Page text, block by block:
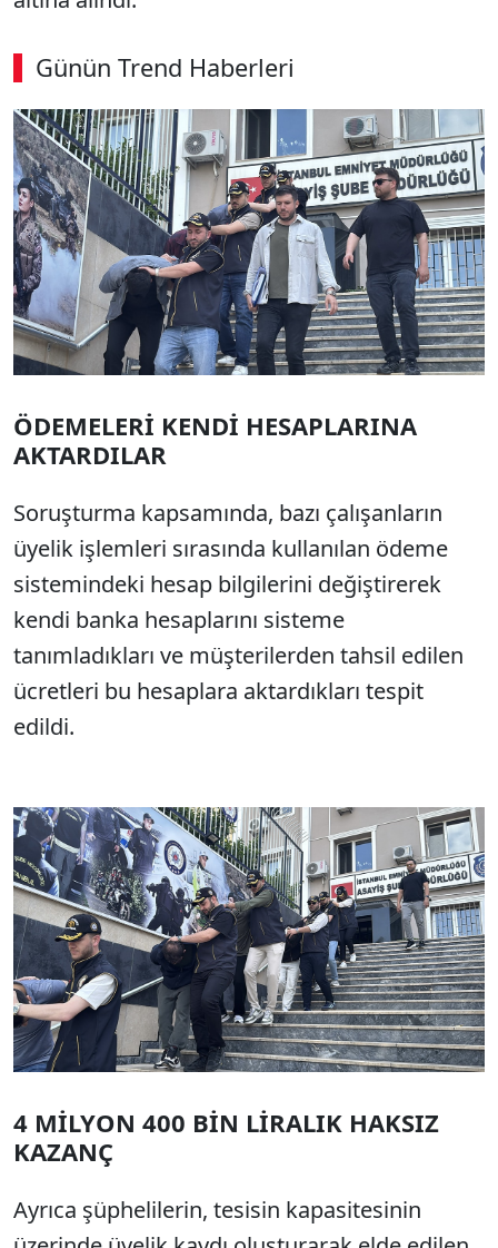
Günün Trend Haberleri
ÖDEMELERİ KENDİ HESAPLARINA
AKTARDILAR
Soruşturma kapsamında, bazı çalışanların
üyelik işlemleri sırasında kullanılan ödeme
sistemindeki hesap bilgilerini değiştirerek
kendi banka hesaplarını sisteme
tanımladıkları ve müşterilerden tahsil edilen
ücretleri bu hesaplara aktardıkları tespit
edildi.
4 MİLYON 400 BİN LİRALIK HAKSIZ
KAZANÇ
Ayrıca şüphelilerin, tesisin kapasitesinin